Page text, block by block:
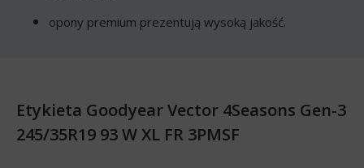
opony premium prezentują wysoką jakość.
Etykieta Goodyear Vector 4Seasons Gen-3
245/35R19 93 W XL FR 3PMSF